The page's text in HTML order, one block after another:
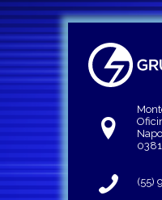
(55)